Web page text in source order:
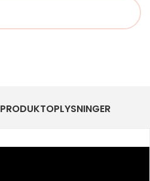
PRODUKTOPLYSNINGER